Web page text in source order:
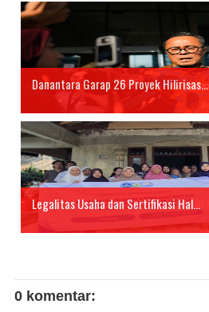
Danantara Garap 26 Proyek Hilirisas...
Legalitas Usaha dan Sertifikasi Hal...
0 komentar: